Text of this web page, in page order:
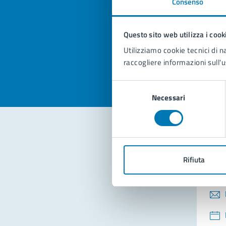
Questo sito web utilizza i
Utilizziamo cookie tecnici di
raccogliere informazioni
consenso
Necessari
Rifiuta